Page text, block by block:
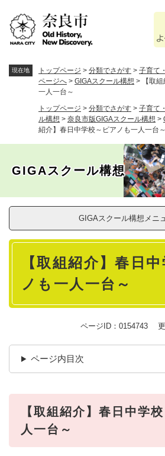
あ
問
現在地 トップページ > 分類でさがす > 子育て
ページへ > GIGAスクール構想 >
【取
一人一台～
トップページ > 分類でさがす > 子育て
ル構想 > 奈良市版GIGAスクール構想 >
紹介】春日中学校～ピアノも一人一台～
GIGAスクール構想
GIGAスクール構想メニ
本
【取組紹介】春日
ノも一人一台～
ページID：0154743
ページ内目次
【取組紹介】春日中学
人一台～